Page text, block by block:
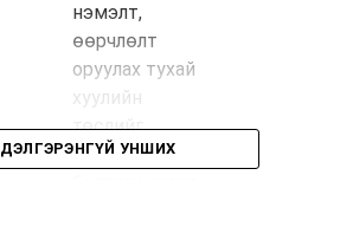
нэмэлт,
өөрчлөлт
оруулах тухай
хуулийн
төслийг
хэлэлцүүлэгт
ДЭЛГЭРЭНГҮЙ УНШИХ